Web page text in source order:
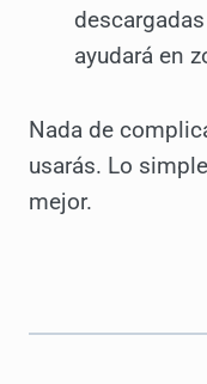
ayudará en
Nada de
usarás. Lo
mejor.